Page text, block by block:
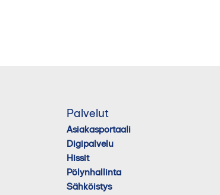
Palvelut
Asiakasportaali
Digipalvelu
Hissit
Pölynhallinta
Sähköistys